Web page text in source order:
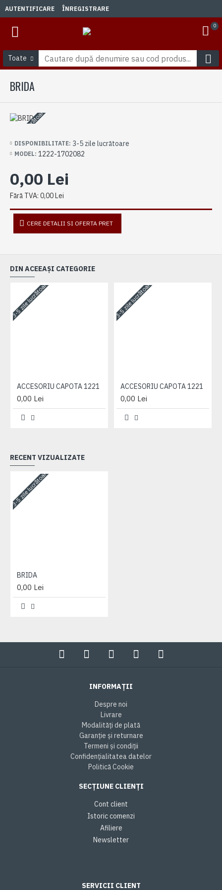
AUTENTIFICARE ÎNREGISTRARE
0
Toate
BRIDA
3-5 zile lucrătoare
DISPONIBILITATE: 3-5 zile lucrătoare
MODEL: 1222-1702082
0,00 Lei
Fără TVA: 0,00 Lei
CERE DETALII SI OFERTA PRET
DIN ACEEAȘI CATEGORIE
3-5 zile lucrătoare
ACCESORIU CAPOTA 1221
0,00 Lei
3-5 zile lucrătoare
ACCESORIU CAPOTA 1221
0,00 Lei
RECENT VIZUALIZATE
3-5 zile lucrătoare
BRIDA
0,00 Lei
INFORMAȚII
Despre noi
Livrare
Modalități de plată
Garanție și returnare
Termeni și condiții
Confidențialitatea datelor
Politică Cookie
SECȚIUNE CLIENȚI
Cont client
Istoric comenzi
Afiliere
Newsletter
SERVICII CLIENT